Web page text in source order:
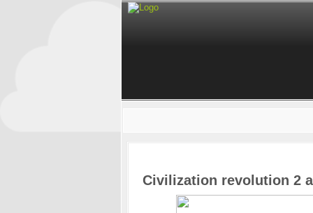
Civilization revolution 2